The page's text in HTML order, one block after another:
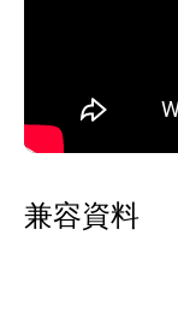
兼容資料